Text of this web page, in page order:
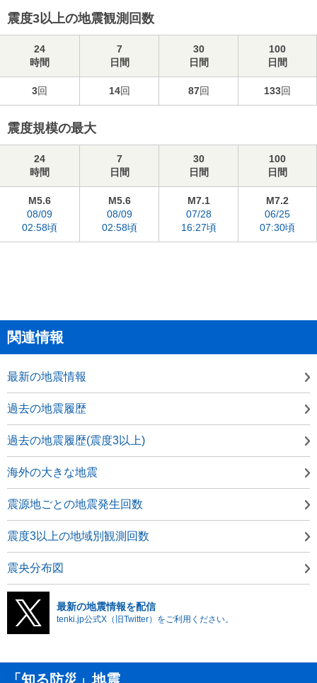
震度3以上の地震観測回数
24
時間
7
日間
30
日間
100
日間
3回 14回 87回 133回
震度規模の最大
24
時間
7
日間
30
日間
100
日間
M5.6
08/09
02:58頃
M5.6
08/09
02:58頃
M7.1
07/28
16:27頃
M7.2
06/25
07:30頃
関連情報
最新の地震情報
過去の地震履歴
過去の地震履歴(震度3以上)
海外の大きな地震
震源地ごとの地震発生回数
震度3以上の地域別観測回数
震央分布図
最新の地震情報を配信
tenki.jp公式X（旧Twitter）をご利用ください。
「知る防災」地震